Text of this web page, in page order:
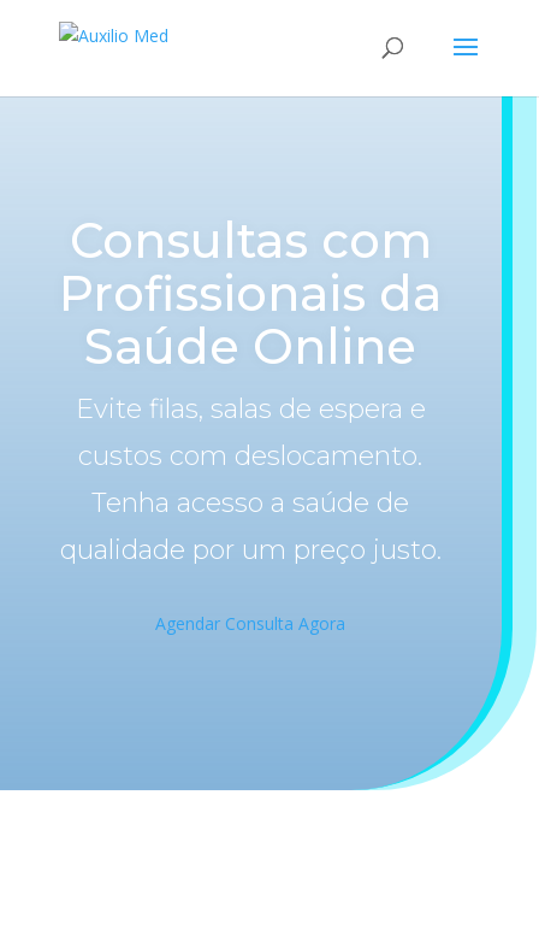
Consultas com
Profissionais da
Saúde Online
Evite filas, salas de espera e
custos com deslocamento.
Tenha acesso a saúde de
qualidade por um preço justo.
Agendar Consulta Agora